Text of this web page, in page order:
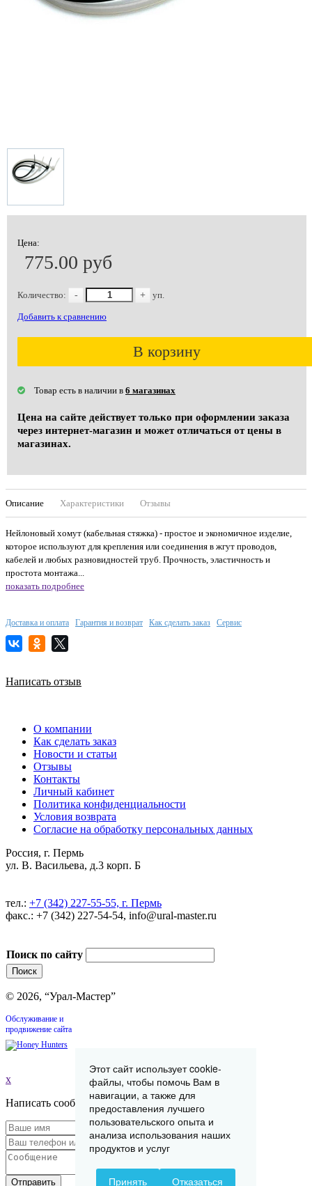
Цена:
775.00 руб
Количество: - + уп.
Добавить к сравнению
В корзину
Товар есть в наличии в 6 магазинах
Цена на сайте действует только при оформлении заказа
через интернет-магазин и может отличаться от цены в
магазинах.
Описание Характеристики Отзывы
Нейлоновый xомут (кабельная стяжка) - простое и экономичное изделие,
которое используют для крепления или соединения в жгут проводов,
кабелей и любыx разновидностей труб. Прочность, эластичность и
простота монтажа...
показать подробнее
Доставка и оплата Гарантия и возврат Как сделать заказ Сервис
Написать отзыв
О компании
Как сделать заказ
Новости и статьи
Отзывы
Контакты
Личный кабинет
Политика конфиденциальности
Условия возврата
Согласие на обработку персональных данных
Россия, г. Пермь
ул. В. Васильева, д.3 корп. Б
тел.: +7 (342) 227-55-55, г. Пермь
факс.: +7 (342) 227-54-54, info@ural-master.ru
Поиск по сайту
© 2026, “Урал-Мастер”
Обслуживание и
продвижение сайта
x
Написать сообщение
Отправить
Этот сайт использует cookie-
файлы, чтобы помочь Вам в
навигации, а также для
предоставления лучшего
пользовательского опыта и
анализа использования наших
продуктов и услуг
Принять Отказаться